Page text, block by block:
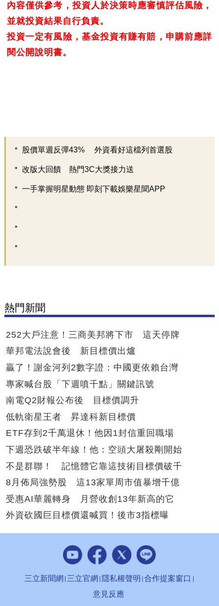
內容僅供參考，投資人於決策時應審慎評估風險，
並就投資結果自行負責。
投資一定有風險，基金投資有賺有賠，申購前應詳
閱公開說明書。
股價單週反彈43% 外資看好這檔列首選股
改版大回饋 熱門3C大獎接力送
一手掌握明星動態 即刻下載娛樂星聞APP
熱門新聞
252大戶注意！三商美邦將下市 這天停牌
華邦電法說會後 新目標價出爐
贏了！謝金河列2數字證：中國更依賴台灣
專家喊台股「下週噴千點」關鍵訊號
南電Q2財報公布後 目標價調升
低軌衛星王者 昇達科新目標價
ETF存到2千萬退休！他因1封信重回職場
下週恐跌破半年線！他：空頭大屠殺剛開始
不是群聯！ 記憶體它靠這技術目標價破千
8月佈局強勢股 這13家單周市值暴增千億
受惠AI華麗轉身 月營收創13年新高的它
外資砍國巨目標價還喊買！後市3指標曝
三立新聞網 三立官網 隱私權聲明 合作提案窗口
意見反應